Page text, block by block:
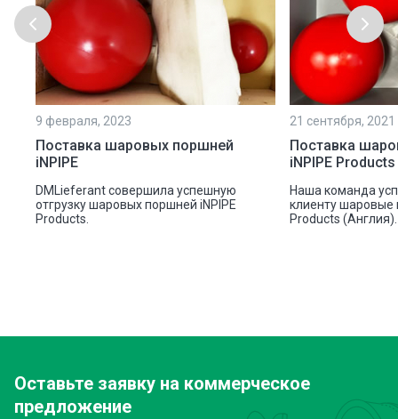
9 февраля, 2023
Поставка шаровых поршней
iNPIPE
DMLieferant совершила успешную
отгрузку шаровых поршней iNPIPE
Products.
21 сентября, 2021
Поставка
iNPIPE Products
Наша команда
клиенту шаровые
Products (Англия).
Оставьте заявку на коммерческое
предложение